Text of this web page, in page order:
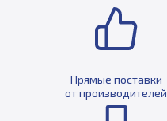
Прямые поставки
от производителей